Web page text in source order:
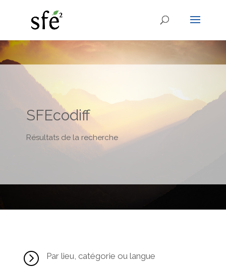
SFEcodiff
Résultats de la recherche
= Par lieu, catégorie ou langue